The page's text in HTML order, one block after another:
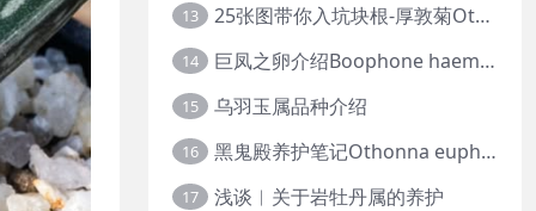
13 25张图带你入坑块根-厚敦菊Othonna
14 巨凤之卵介绍Boophone haemanthoides
15 乌羽玉属品种介绍
16 黑鬼殿养护笔记Othonna euphorbioides
17 浅谈︱关于岩牡丹属的养护